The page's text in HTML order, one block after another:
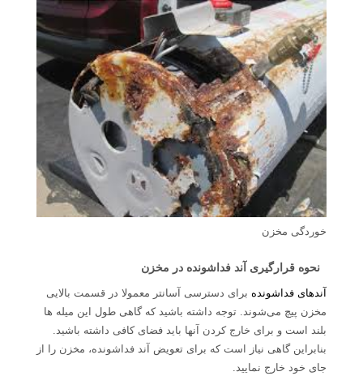
خوردگی مخزن
نحوه قرارگیری آند فداشونده در مخزن
آندهای فداشونده برای دسترسی آسانتر معمولا در قسمت بالایی
مخزن پیچ می‌شوند. توجه داشته باشید که گاهی طول این میله ها
بلند است و برای خارج کردن آنها باید فضای کافی داشته باشید.
بنابراین گاهی نیاز است که برای تعویض آند فداشونده، مخزن را از
جای خود خارج نمایید.